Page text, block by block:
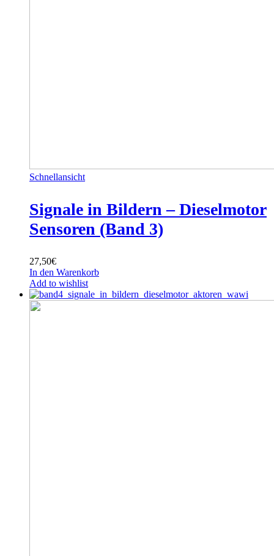
Schnellansicht
Signale in Bildern – Dieselmotor
Sensoren (Band 3)
27,50€
In den Warenkorb
Add to wishlist